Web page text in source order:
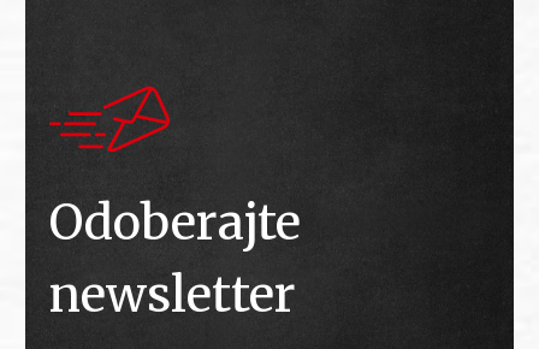
Odoberajte
newsletter